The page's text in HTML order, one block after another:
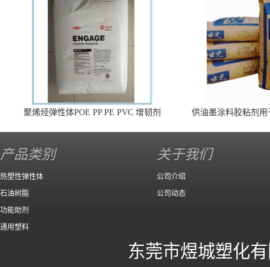
聚烯烃弹性体POE PP PE PVC 增韧剂
供油墨涂料胶粘剂
产品类别
热塑性弹性体
石油树脂
功能助剂
通用塑料
关于我们
公司介绍
公司动态
东莞市煜城塑化